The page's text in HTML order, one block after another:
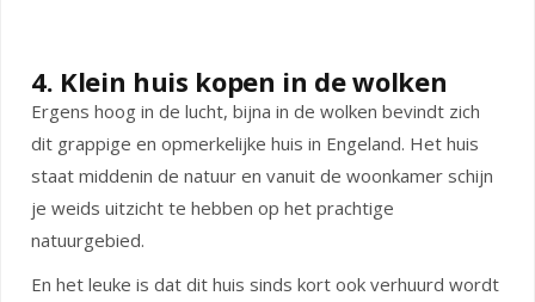
4. Klein huis kopen in de wolken
Ergens hoog in de lucht, bijna in de wolken bevindt zich
dit grappige en opmerkelijke huis in Engeland. Het huis
staat middenin de natuur en vanuit de woonkamer schijn
je weids uitzicht te hebben op het prachtige
natuurgebied.
En het leuke is dat dit huis sinds kort ook verhuurd wordt